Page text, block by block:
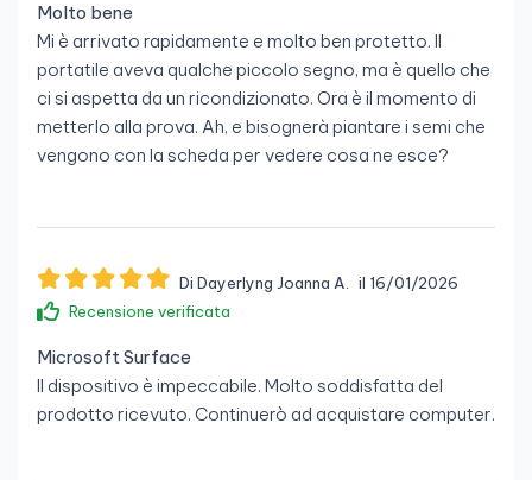
Molto bene
Mi è arrivato rapidamente e molto ben protetto. Il
portatile aveva qualche piccolo segno, ma è quello che
ci si aspetta da un ricondizionato. Ora è il momento di
metterlo alla prova. Ah, e bisognerà piantare i semi che
vengono con la scheda per vedere cosa ne esce?
Di Dayerlyng Joanna A.
il 16/01/2026
Recensione verificata
Microsoft Surface
Il dispositivo è impeccabile. Molto soddisfatta del
prodotto ricevuto. Continuerò ad acquistare computer.